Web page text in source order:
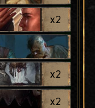
x2
x2
x2